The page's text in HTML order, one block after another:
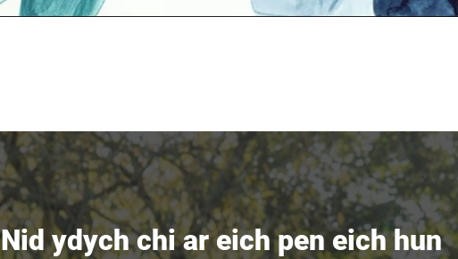
Nid ydych chi ar eich pen eich hun